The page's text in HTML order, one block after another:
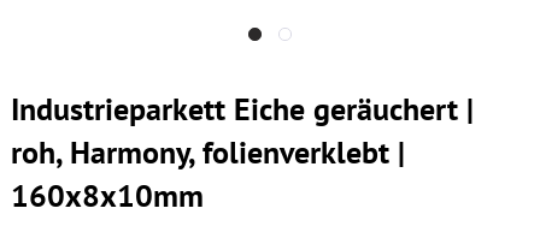
Industrieparkett Eiche geräuchert |
roh, Harmony, folienverklebt |
160x8x10mm